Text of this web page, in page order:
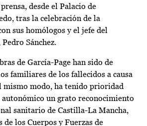
desde el Palacio de
tras la celebración de la
sus homólogos y el jefe del
Sánchez.
de García-Page han sido de
familiares de los fallecidos a causa
mismo modo, ha tenido prioridad
un grato reconocimiento
sanitario de Castilla-La Mancha,
los Cuerpos y Fuerzas de